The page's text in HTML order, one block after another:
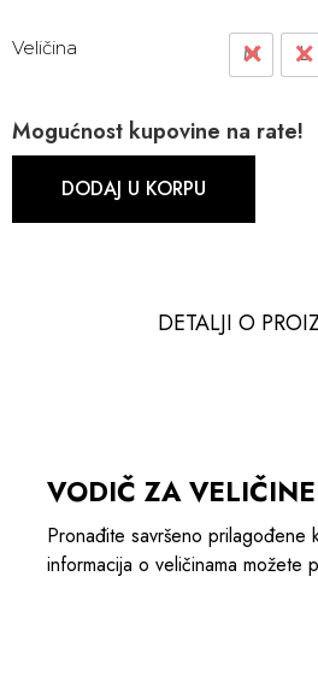
Veličina M L
Mogućnost kupovine na rate!
DODAJ U KORPU
DETALJI O
VODIČ ZA VELIČINE
Pronađite savršeno prilagođene
informacija o veličinama možete